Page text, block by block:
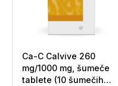
Ca-C Calvive 260
mg/1000 mg, šumeče
tablete (10 šumečih